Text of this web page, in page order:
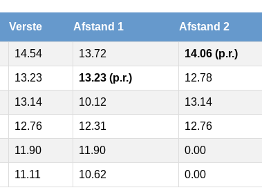
Verste Afstand 1 Afstand 2
14.54 13.72 14.06 (p.r.)
13.23 13.23 (p.r.) 12.78
13.14 10.12 13.14
12.76 12.31 12.76
11.90 11.90 0.00
11.11 10.62 0.00